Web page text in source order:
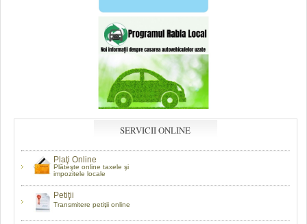
SERVICII ONLINE
Plaţi Online
Plăteşte online taxele şi
impozitele locale
Petiţii
Transmitere petiţii online